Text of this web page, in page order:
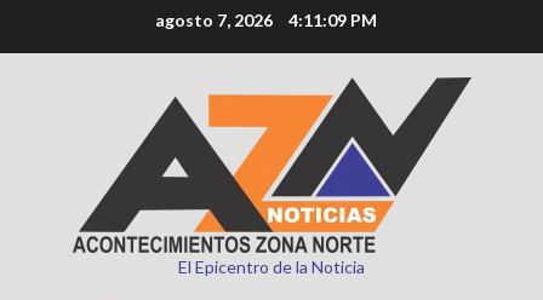
al
agosto 7, 2026 4:11:10 PM
El Epicentro de la Noticia